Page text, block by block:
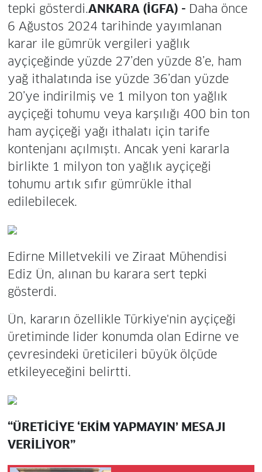
tepki gösterdi.ANKARA (İGFA) - Daha önce
6 Ağustos 2024 tarihinde yayımlanan
karar ile gümrük vergileri yağlık
ayçiçeğinde yüzde 27’den yüzde 8’e, ham
yağ ithalatında ise yüzde 36’dan yüzde
20’ye indirilmiş ve 1 milyon ton yağlık
ayçiçeği tohumu veya karşılığı 400 bin ton
ham ayçiçeği yağı ithalatı için tarife
kontenjanı açılmıştı. Ancak yeni kararla
birlikte 1 milyon ton yağlık ayçiçeği
tohumu artık sıfır gümrükle ithal
edilebilecek.
Edirne Milletvekili ve Ziraat Mühendisi
Ediz Ün, alınan bu karara sert tepki
gösterdi.
Ün, kararın özellikle Türkiye'nin ayçiçeği
üretiminde lider konumda olan Edirne ve
çevresindeki üreticileri büyük ölçüde
etkileyeceğini belirtti.
“ÜRETİCİYE ‘EKİM YAPMAYIN’ MESAJI
VERİLİYOR”